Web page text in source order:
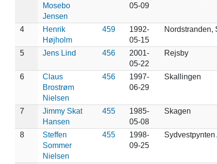
Mosebo
Jensen
05-09
4
Henrik
Højholm
459
1992-
05-15
Nordstranden,
5 Jens Lind 456
2001-
05-22
Rejsby
6
Claus
Brostrøm
Nielsen
456
1997-
06-29
Skallingen
7
Jimmy Skat
Hansen
455
1985-
05-08
Skagen
8
Steffen
Sommer
Nielsen
455
1998-
09-25
Sydvestpynten